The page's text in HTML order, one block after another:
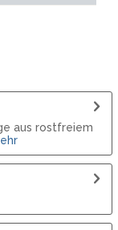
aus rostfreiem